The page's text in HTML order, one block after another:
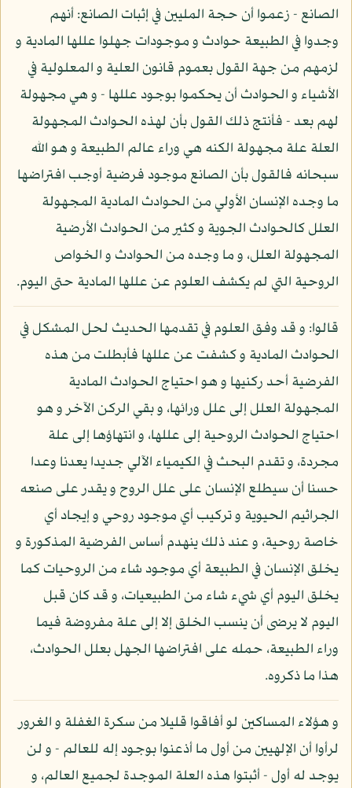
الصانع - زعموا أن حجة المليين في إثبات الصانع: أنهم
وجدوا في الطبيعة حوادث و موجودات جهلوا عللها المادية و
لزمهم من جهة القول بعموم قانون العلية و المعلولية في
الأشياء و الحوادث أن يحكموا بوجود عللها - و هي مجهولة
لهم بعد - فأنتج ذلك القول بأن لهذه الحوادث المجهولة
العلة علة مجهولة الكنه هي وراء عالم الطبيعة و هو الله
سبحانه فالقول بأن الصانع موجود فرضية أوجب افتراضها
ما وجده الإنسان الأولي من الحوادث المادية المجهولة
العلل كالحوادث الجوية و كثير من الحوادث الأرضية
المجهولة العلل، و ما وجده من الحوادث و الخواص
الروحية التي لم يكشف العلوم عن عللها المادية حتى اليوم.
قالوا: و قد وفق العلوم في تقدمها الحديث لحل المشكل في
الحوادث المادية و كشفت عن عللها فأبطلت من هذه
الفرضية أحد ركنيها و هو احتياج الحوادث المادية
المجهولة العلل إلى علل ورائها، و بقي الركن الآخر و هو
احتياج الحوادث الروحية إلى عللها، و انتهاؤها إلى علة
مجردة، و تقدم البحث في الكيمياء الآلي جديدا يعدنا وعدا
حسنا أن سيطلع الإنسان على علل الروح و يقدر على صنعه
الجراثيم الحيوية و تركيب أي موجود روحي و إيجاد أي
خاصة روحية، و عند ذلك ينهدم أساس الفرضية المذكورة و
يخلق الإنسان في الطبيعة أي موجود شاء من الروحيات كما
يخلق اليوم أي شيء شاء من الطبيعيات، و قد كان قبل
اليوم لا يرضى أن ينسب الخلق إلا إلى علة مفروضة فيما
وراء الطبيعة، حمله على افتراضها الجهل بعلل الحوادث،
هذا ما ذكروه.
و هؤلاء المساكين لو أفاقوا قليلا من سكرة الغفلة و الغرور
لرأوا أن الإلهيين من أول ما أذعنوا بوجود إله للعالم - و لن
يوجد له أول - أثبتوا هذه العلة الموجدة لجميع العالم، و